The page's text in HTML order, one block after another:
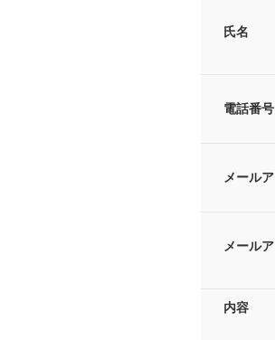
氏名
電話番号
メール
メール
内容